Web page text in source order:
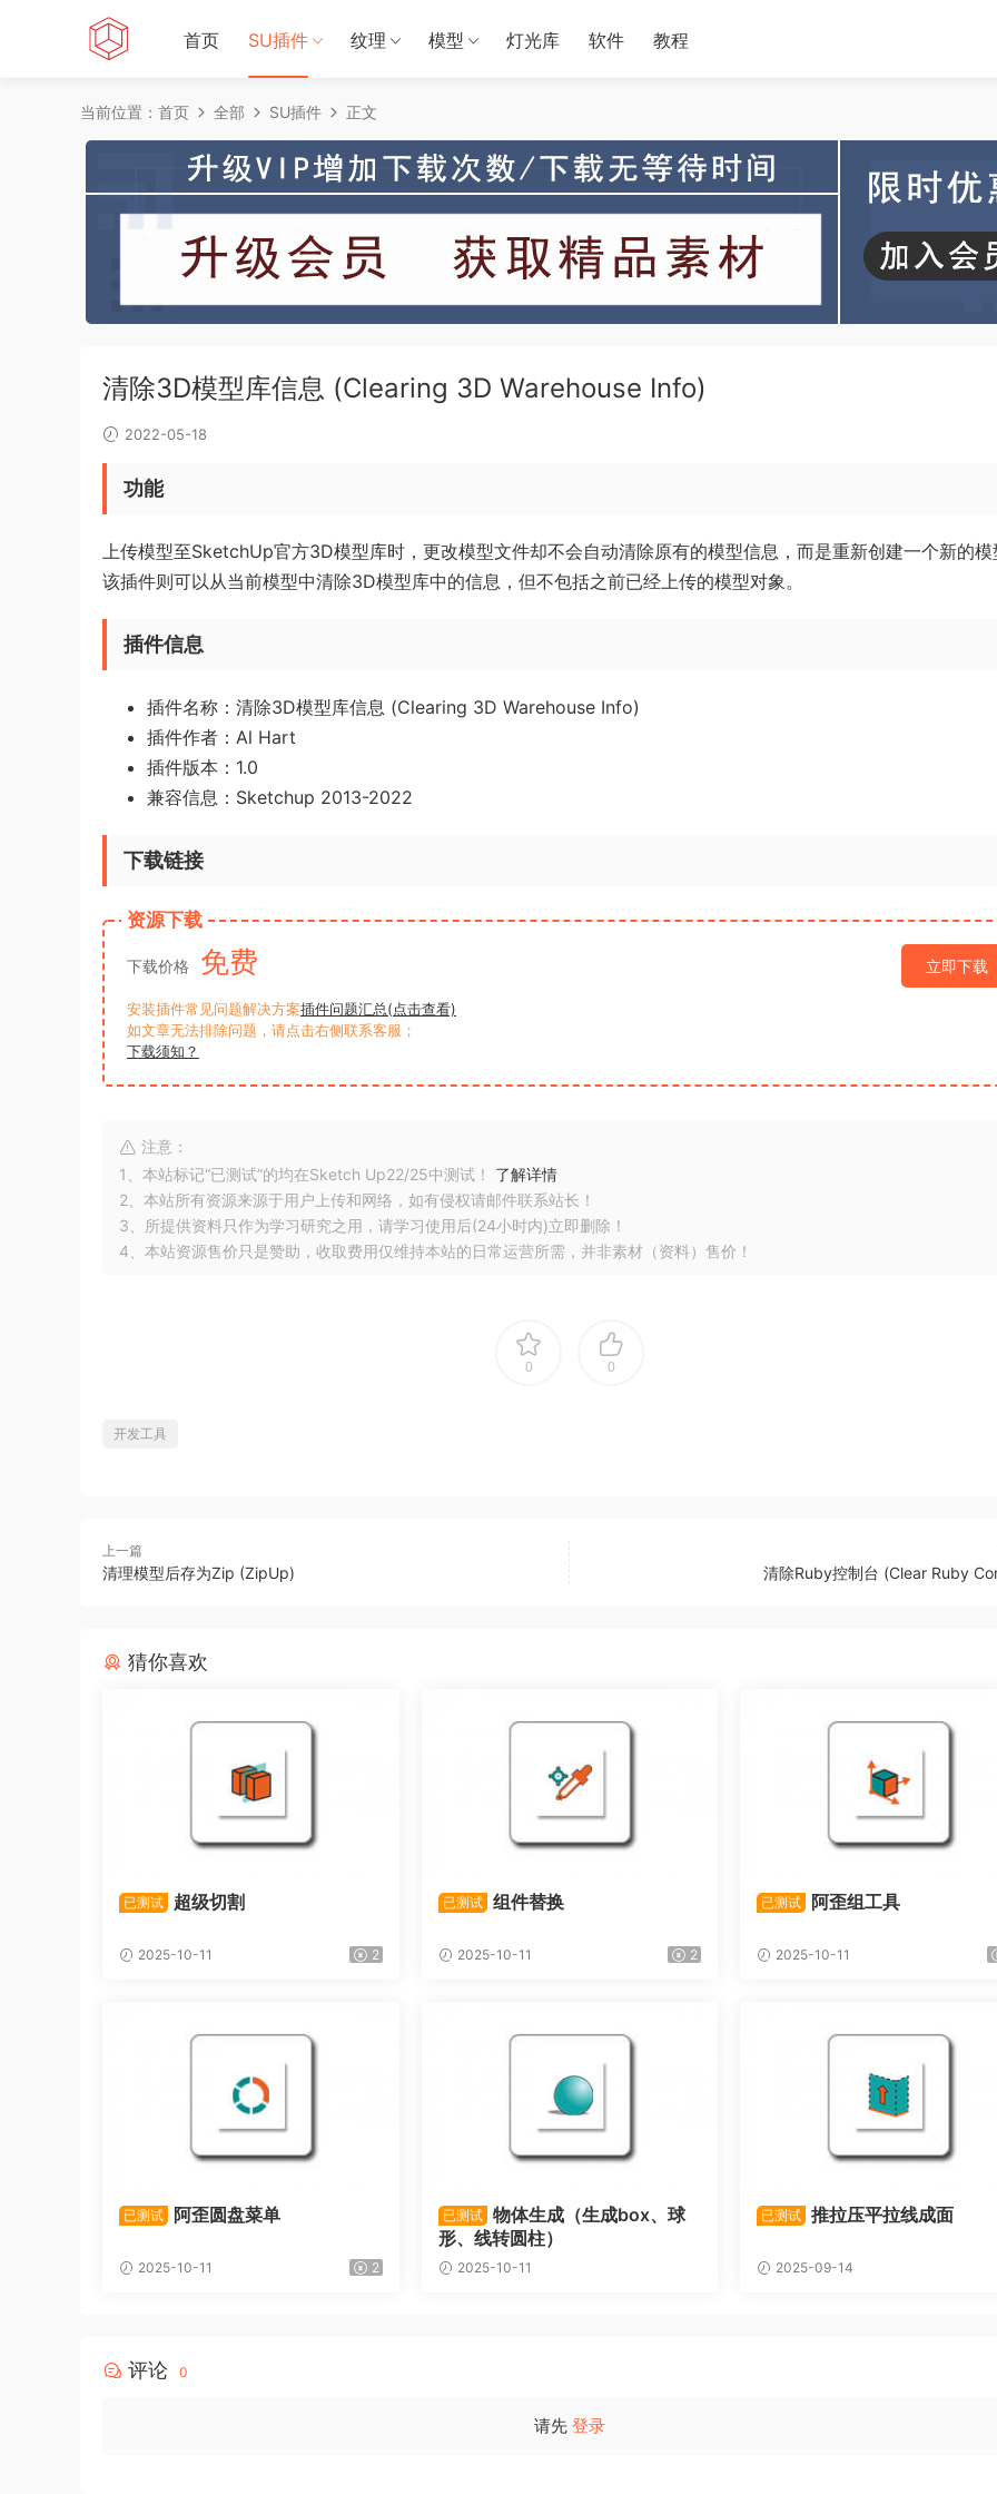
首页 SU插件 纹理 模型 灯光库 软件 教程
当前位置： 首页 全部 SU插件 正文
清除3D模型库信息 (Clearing 3D Warehouse Info)
2022-05-18
功能
上传模型至SketchUp官方3D模型库时，更改模型文件却不会自动清除原有的模型信息，而是重新创建一个新的模
该插件则可以从当前模型中清除3D模型库中的信息，但不包括之前已经上传的模型对象。
插件信息
插件名称：清除3D模型库信息 (Clearing 3D Warehouse Info)
插件作者：Al Hart
插件版本：1.0
兼容信息：Sketchup 2013-2022
下载链接
资源下载
下载价格 免费 立即下载
安装插件常见问题解决方案插件问题汇总(点击查看)
如文章无法排除问题，请点击右侧联系客服；
下载须知？
注意：
1、本站标记“已测试”的均在Sketch Up22/25中测试！ 了解详情
2、本站所有资源来源于用户上传和网络，如有侵权请邮件联系站长！
3、所提供资料只作为学习研究之用，请学习使用后(24小时内)立即删除！
4、本站资源售价只是赞助，收取费用仅维持本站的日常运营所需，并非素材（资料）售价！
0 0
开发工具
上一篇
清理模型后存为Zip (ZipUp) 清除Ruby控制台 (Clear Ruby
猜你喜欢
已测试 超级切割
2025-10-11 2
已测试 组件替换
2025-10-11 2
已测试 阿歪组工具
2025-10-11
已测试 阿歪圆盘菜单
2025-10-11 2
已测试
物体生成（生成box、球
形、线转圆柱）
2025-10-11
已测试 推拉压平拉线成面
2025-09-14
评论 0
请先 登录